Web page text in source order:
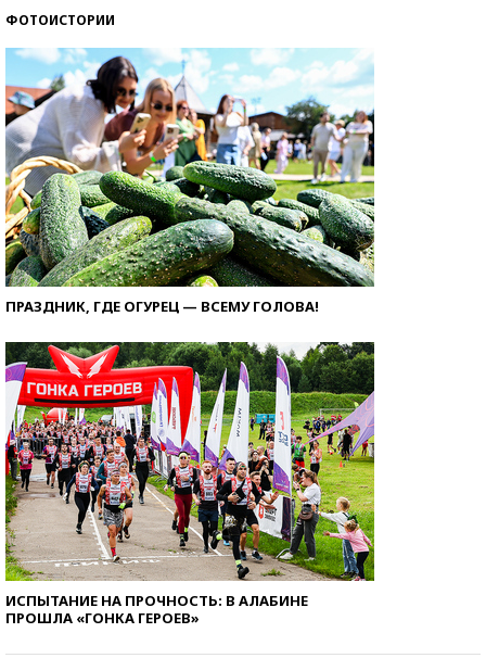
ФОТОИСТОРИИ
ПРАЗДНИК, ГДЕ ОГУРЕЦ — ВСЕМУ ГОЛОВА!
ИСПЫТАНИЕ НА ПРОЧНОСТЬ: В АЛАБИНЕ
ПРОШЛА «ГОНКА ГЕРОЕВ»